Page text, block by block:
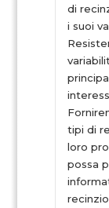
di
i suoi
tipi di
loro
possa